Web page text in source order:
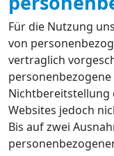
Für die Nutzung
von
vertraglich
Nichtbereitstellung
Websites jedoch
Bis auf zwei